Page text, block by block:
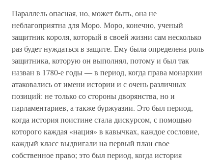
Параллель опасная, но, может быть, она не
неблагоприятна для Моро. Моро, конечно, ученый
защитник короля, который в своей жизни сам несколько
раз будет нуждаться в защите. Ему была определена роль
защитника, которую он выполнял, потому и был так
назван в 1780-е годы — в период, когда права монархии
атаковались от имени истории и с очень различных
позиций: не только со стороны дворянства, но и
парламентариев, а также буржуазии. Это был период,
когда история поистине стала дискурсом, с помощью
которого каждая «нация» в кавычках, каждое сословие,
каждый класс выдвигали на первый план свое
собственное право; это был период, когда история